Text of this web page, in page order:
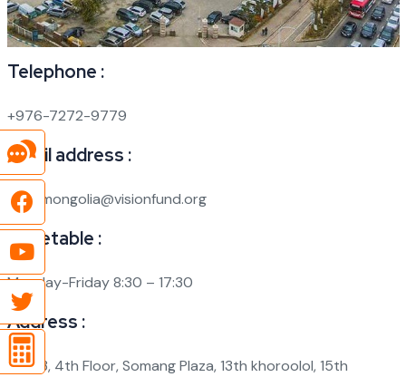
Telephone :
+976-7272-9779
Email address :
info_mongolia@visionfund.org
Timetable :
Monday-Friday 8:30 – 17:30
Address :
#403, 4th Floor, Somang Plaza, 13th khoroolol, 15th